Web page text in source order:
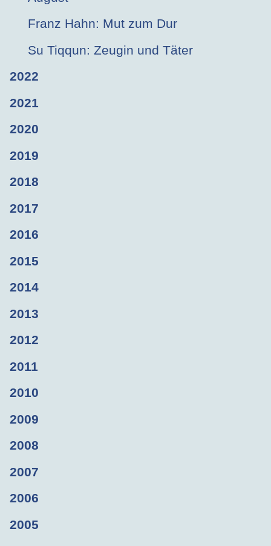
Franz Hahn: Mut zum Dur
Su Tiqqun: Zeugin und Täter
2022
2021
2020
2019
2018
2017
2016
2015
2014
2013
2012
2011
2010
2009
2008
2007
2006
2005